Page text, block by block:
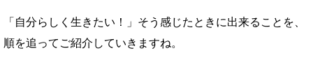
「自分らしく生きたい！」そう感じたときに出来ることを、
順を追ってご紹介していきますね。